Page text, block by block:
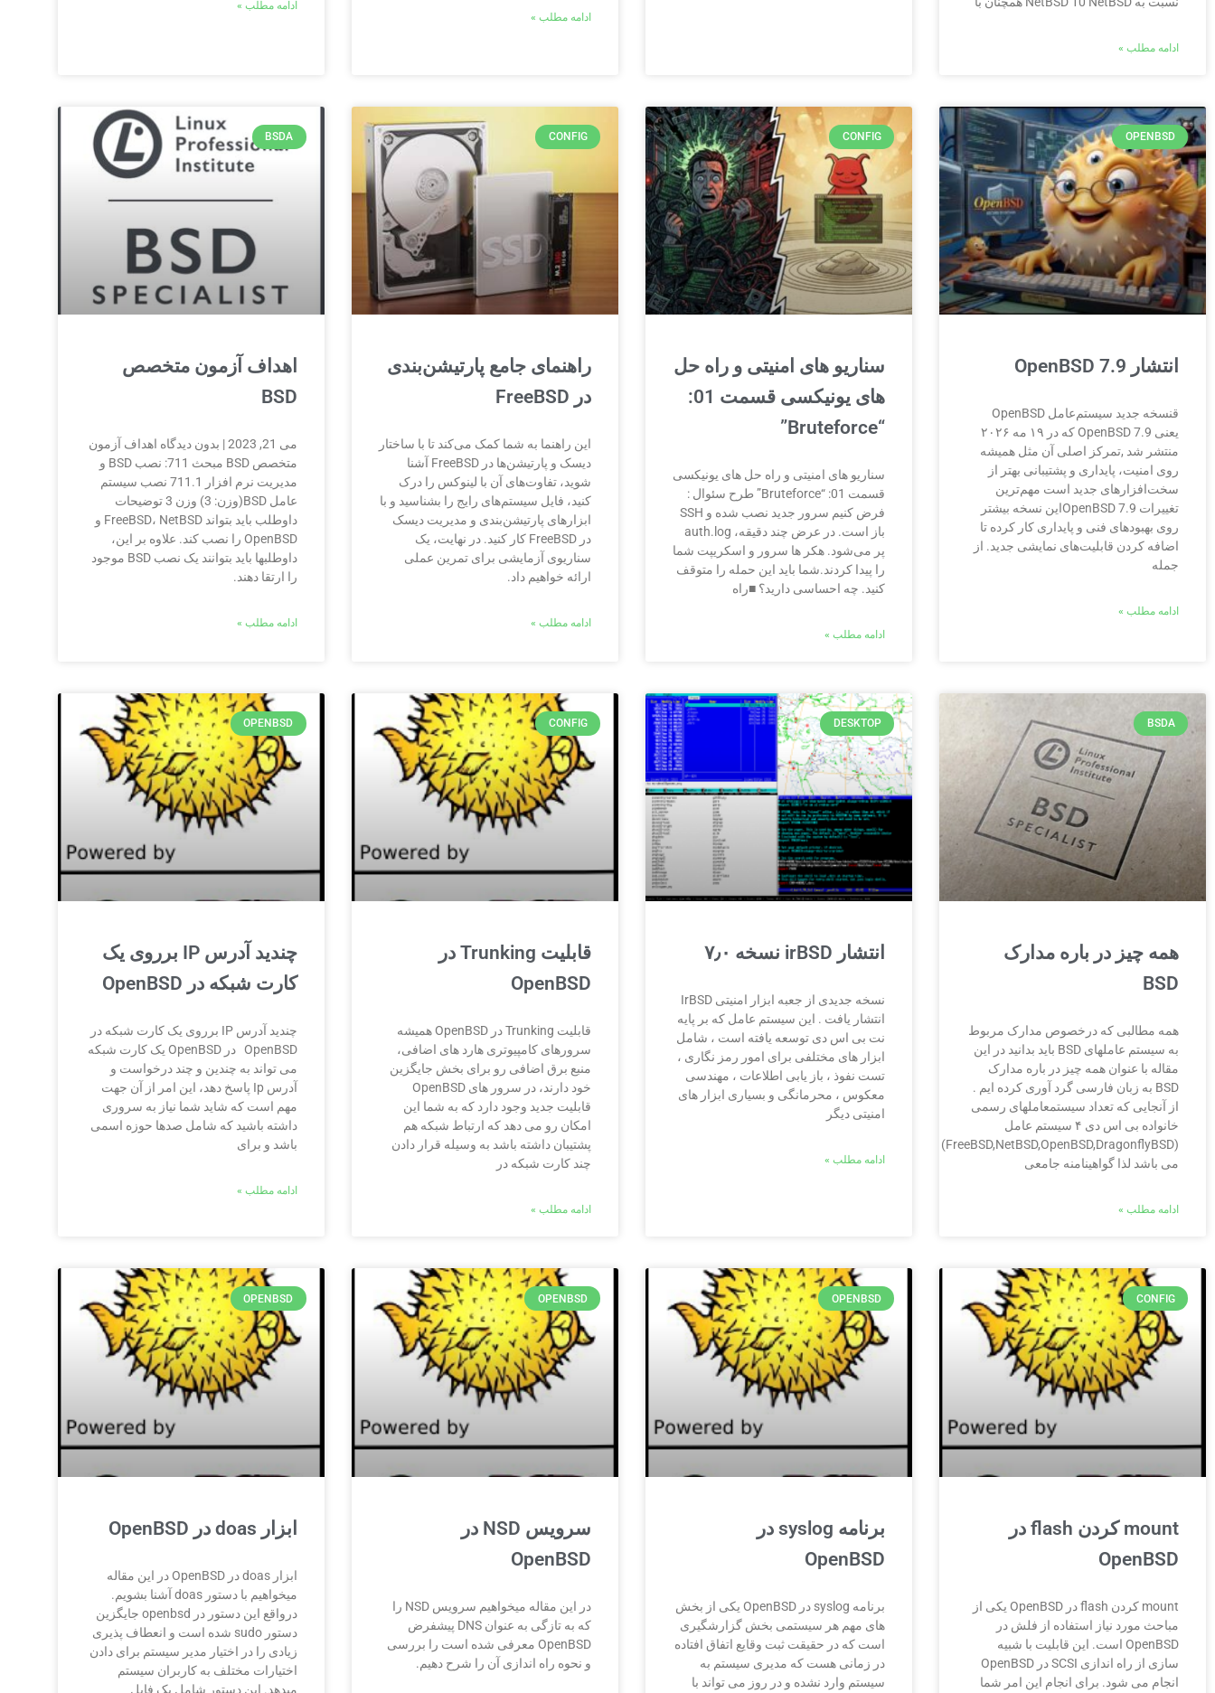
ادامه مطلب »
ادامه مطلب »
ادامه مطلب »
OPENBSD
انتشار OpenBSD 7.9
قنسخه جدید سیستم‌عامل OpenBSD
یعنی OpenBSD 7.9 که در ۱۹ مه ۲۰۲۶
منتشر شد ,تمرکز اصلی آن مثل همیشه
روی امنیت، پایداری و پشتیبانی بهتر از
سخت‌افزارهای جدید است مهم‌ترین
تغییرات OpenBSD 7.9این نسخه بیشتر
روی بهبودهای فنی و پایداری کار کرده تا
اضافه کردن قابلیت‌های نمایشی جدید. از
جمله
ادامه مطلب »
CONFIG
سناریو های امنیتی و راه حل
های یونیکسی قسمت 01:
“Bruteforce”
سناریو های امنیتی و راه حل های یونیکسی
قسمت 01: “Bruteforce” طرح سئوال :
فرض کنیم سرور جدید نصب شده و SSH
باز است. در عرض چند دقیقه، auth.log
پر می‌شود. هکر ها سرور و اسکریپت شما
را پیدا کردند.شما باید این حمله را متوقف
کنید. چه احساسی دارید؟ ■راه
ادامه مطلب »
CONFIG
راهنمای جامع پارتیشن‌بندی
در FreeBSD
این راهنما به شما کمک می‌کند تا با ساختار
دیسک و پارتیشن‌ها در FreeBSD آشنا
شوید، تفاوت‌های آن با لینوکس را درک
کنید، فایل سیستم‌های رایج را بشناسید و با
ابزارهای پارتیشن‌بندی و مدیریت دیسک
در FreeBSD کار کنید. در نهایت، یک
سناریوی آزمایشی برای تمرین عملی
ارائه خواهیم داد.
ادامه مطلب »
BSDA
اهداف آزمون متخصص
BSD
می 21, 2023 | بدون دیدگاه اهداف آزمون
متخصص BSD مبحث 711: نصب BSD و
مدیریت نرم افزار 711.1 نصب سیستم
عامل BSD(وزن: 3) وزن 3 توضیحات
داوطلب باید بتواند FreeBSD، NetBSD و
OpenBSD را نصب کند. علاوه بر این،
داوطلبها باید بتوانند یک نصب BSD موجود
را ارتقا دهند.
ادامه مطلب »
BSDA
همه چیز در باره مدارک
BSD
همه مطالبی که درخصوص مدارک مربوط
به سیستم عاملهای BSD باید بدانید در این
مقاله با عنوان همه چیز در باره مدارک
BSD به زبان فارسی گرد آوری کرده ایم .
از آنجایی که تعداد سیستمعاملهای رسمی
خانواده بی اس دی ۴ سیستم عامل
(FreeBSD,NetBSD,OpenBSD,DragonflyBSD)
می باشد لذا گواهینامنه جامعی
ادامه مطلب »
DESKTOP
انتشار irBSD نسخه ۷٫۰
نسخه جدیدی از جعبه ابزار امنیتی IrBSD
انتشار یافت . این سیستم عامل که بر پایه
نت بی اس دی توسعه یافته است ، شامل
ابزار های مختلفی برای امور رمز نگاری ،
تست نفوذ ، باز یابی اطلاعات ، مهندسی
معکوس ، محرمانگی و بسیاری ابزار های
امنیتی دیگر
ادامه مطلب »
CONFIG
قابلیت Trunking در
OpenBSD
قابلیت Trunking در OpenBSD همیشه
سرورهای کامپیوتری هارد های اضافی،
منبع برق اضافی رو برای بخش جایگزین
خود دارند، در سرور های OpenBSD
قابلیت جدید وجود دارد که به شما این
امکان رو می دهد که ارتباط شبکه هم
پشتیبان داشته باشد به وسیله قرار دادن
چند کارت شبکه در
ادامه مطلب »
OPENBSD
چندید آدرس IP برروی یک
کارت شبکه در OpenBSD
چندید آدرس IP برروی یک کارت شبکه در
OpenBSD در OpenBSD یک کارت شبکه
می تواند به چندین و چند درخواست و
آدرس Ip پاسخ دهد، این امر از آن جهت
مهم است که شاید شما نیاز به سروری
داشته باشید که شامل صدها حوزه اسمی
باشد و برای
ادامه مطلب »
CONFIG
mount کردن flash در
OpenBSD
mount کردن flash در OpenBSD یکی از
مباحث مورد نیاز استفاده از فلش در
OpenBSD است. این قابلیت با شبیه
سازی از راه اندازی SCSI در OpenBSD
انجام می شود. برای انجام این امر شما
OPENBSD
برنامه syslog در
OpenBSD
برنامه syslog در OpenBSD یکی از بخش
های مهم هر سیستمی بخش گزارشگیری
است که در حقیقت ثبت وقایع اتفاق افتاده
در زمانی هست که مدیری سیستم به
سیستم وارد نشده و در روز می تواند با
OPENBSD
سرویس NSD در
OpenBSD
در این مقاله میخواهیم سرویس NSD را
که به تازگی به عنوان DNS پیشفرض
OpenBSD معرفی شده است را بررسی
و نحوه راه اندازی آن را شرح دهیم.
OPENBSD
ابزار doas در OpenBSD
ابزار doas در OpenBSD در این مقاله
میخواهیم با دستور doas آشنا بشویم.
درواقع این دستور در openbsd جایگزین
دستور sudo شده است و انعطاف پذیری
زیادی را در اختیار مدیر سیستم برای دادن
اختیارات مختلف به کاربران سیستم
میدهد. این دستور شامل یک فایل